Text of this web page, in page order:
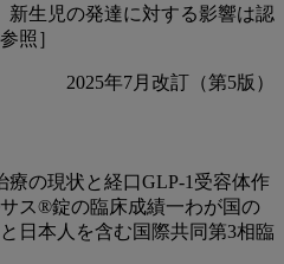
新生児の発達に対する影響は認
照］
2025年7月改訂（第5版）